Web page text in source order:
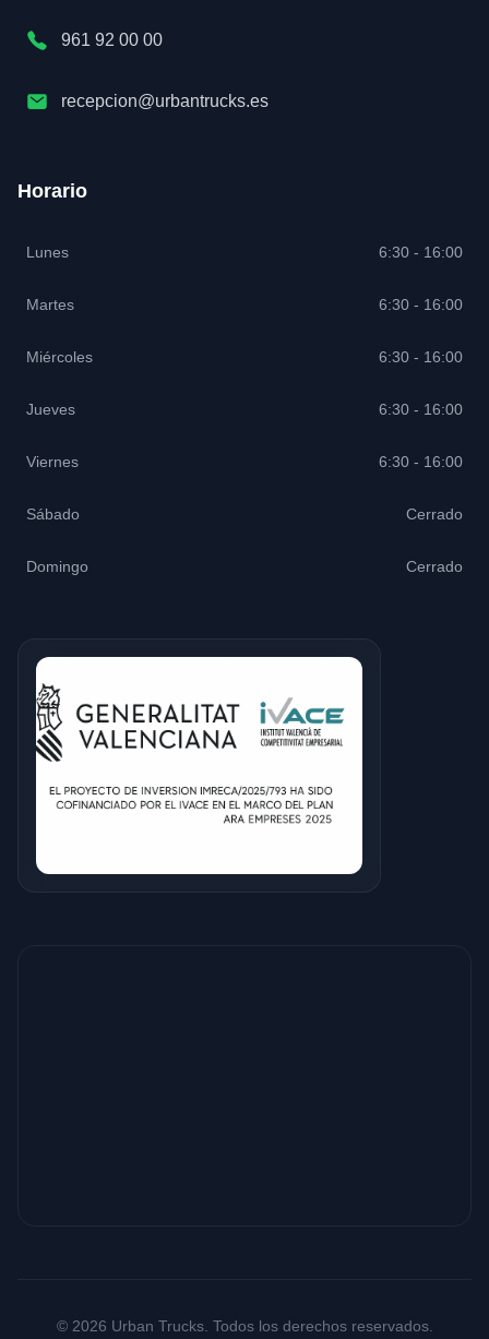
961 92 00 00
recepcion@urbantrucks.es
Horario
Lunes 6:30 - 16:00
Martes 6:30 - 16:00
Miércoles 6:30 - 16:00
Jueves 6:30 - 16:00
Viernes 6:30 - 16:00
Sábado Cerrado
Domingo Cerrado
© 2026 Urban Trucks. Todos los derechos reservados.